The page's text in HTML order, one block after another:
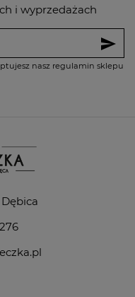
i wyprzedażach
send
nasz regulamin sklepu
Dębica